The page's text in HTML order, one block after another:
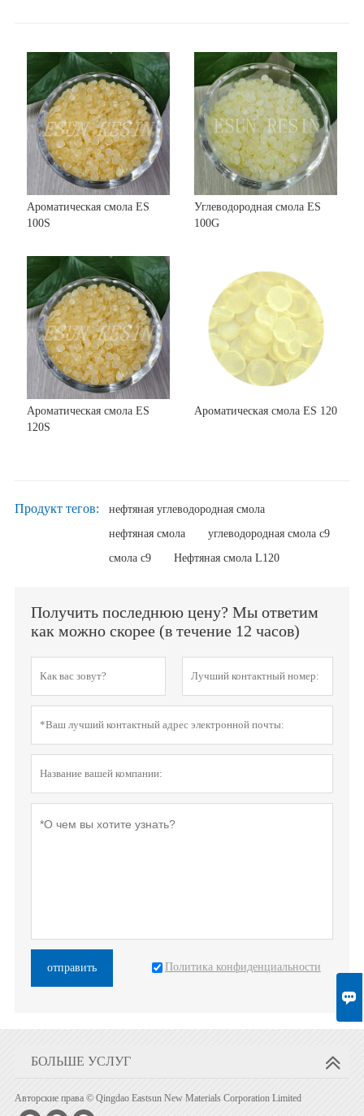

Ароматическая смола ES
100S
Углеводородная смола ES
100G
Ароматическая смола ES
120S
Ароматическая смола ES 120
Продукт тегов:
нефтяная углеводородная смола
нефтяная смола
углеводородная смола c9
смола c9
Нефтяная смола L120
Получить последнюю цену? Мы ответим
как можно скорее (в течение 12 часов)
отправить Политика конфиденциальности
БОЛЬШЕ УСЛУГ
Авторские права © Qingdao Eastsun New Materials Corporation Limited